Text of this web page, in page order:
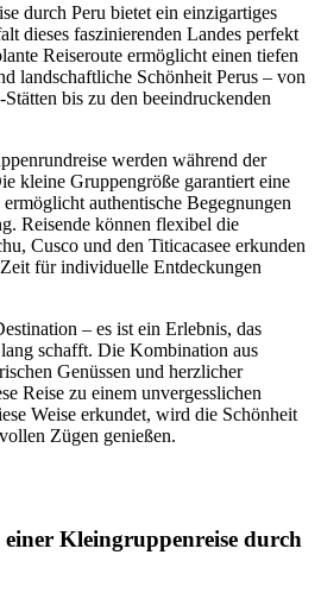
durch Peru bietet ein einzigartiges
dieses faszinierenden Landes perfekt
Reiseroute ermöglicht einen tiefen
landschaftliche Schönheit Perus – von
bis zu den beeindruckenden
werden während der
kleine Gruppengröße garantiert eine
authentische Begegnungen
Reisende können flexibel die
Cusco und den Titicacasee erkunden
für individuelle Entdeckungen
– es ist ein Erlebnis, das
schafft. Die Kombination aus
Genüssen und herzlicher
Reise zu einem unvergesslichen
Weise erkundet, wird die Schönheit
Zügen genießen.
einer Kleingruppenreise durch